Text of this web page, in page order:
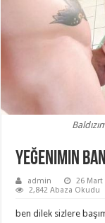
Yeğenimin
admin 26 Mart
2,842 Abaza Okudu
ben dilek sizlere